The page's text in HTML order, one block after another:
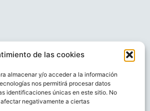
de las cookies
almacenar y/o acceder a la información
nos permitirá procesar datos
identificaciones únicas en este sitio. No
negativamente a ciertas